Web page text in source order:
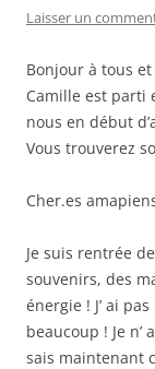
Laisser un
Bonjour à tous
Camille est parti
nous en début
Vous trouverez
Cher.es
Je suis rentrée
souvenirs, des
énergie ! J’ ai
beaucoup ! Je
sais maintenant